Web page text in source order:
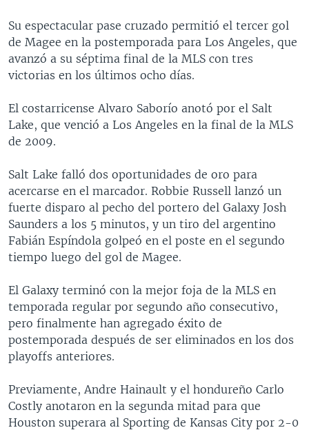
Su espectacular pase cruzado permitió el tercer gol
de Magee en la postemporada para Los Angeles, que
avanzó a su séptima final de la MLS con tres
victorias en los últimos ocho días.
El costarricense Alvaro Saborío anotó por el Salt
Lake, que venció a Los Angeles en la final de la MLS
de 2009.
Salt Lake falló dos oportunidades de oro para
acercarse en el marcador. Robbie Russell lanzó un
fuerte disparo al pecho del portero del Galaxy Josh
Saunders a los 5 minutos, y un tiro del argentino
Fabián Espíndola golpeó en el poste en el segundo
tiempo luego del gol de Magee.
El Galaxy terminó con la mejor foja de la MLS en
temporada regular por segundo año consecutivo,
pero finalmente han agregado éxito de
postemporada después de ser eliminados en los dos
playoffs anteriores.
Previamente, Andre Hainault y el hondureño Carlo
Costly anotaron en la segunda mitad para que
Houston superara al Sporting de Kansas City por 2-0